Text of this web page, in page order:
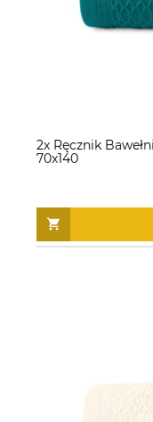
2x Ręcznik
70x140